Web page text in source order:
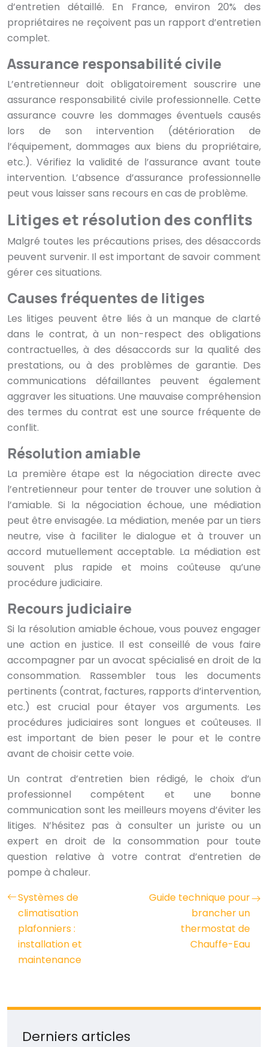
d’entretien détaillé. En France, environ 20% des
propriétaires ne reçoivent pas un rapport d’entretien
complet.
Assurance responsabilité civile
L’entretienneur doit obligatoirement souscrire une
assurance responsabilité civile professionnelle. Cette
assurance couvre les dommages éventuels causés
lors de son intervention (détérioration de
l’équipement, dommages aux biens du propriétaire,
etc.). Vérifiez la validité de l’assurance avant toute
intervention. L’absence d’assurance professionnelle
peut vous laisser sans recours en cas de problème.
Litiges et résolution des conflits
Malgré toutes les précautions prises, des désaccords
peuvent survenir. Il est important de savoir comment
gérer ces situations.
Causes fréquentes de litiges
Les litiges peuvent être liés à un manque de clarté
dans le contrat, à un non-respect des obligations
contractuelles, à des désaccords sur la qualité des
prestations, ou à des problèmes de garantie. Des
communications défaillantes peuvent également
aggraver les situations. Une mauvaise compréhension
des termes du contrat est une source fréquente de
conflit.
Résolution amiable
La première étape est la négociation directe avec
l’entretienneur pour tenter de trouver une solution à
l’amiable. Si la négociation échoue, une médiation
peut être envisagée. La médiation, menée par un tiers
neutre, vise à faciliter le dialogue et à trouver un
accord mutuellement acceptable. La médiation est
souvent plus rapide et moins coûteuse qu’une
procédure judiciaire.
Recours judiciaire
Si la résolution amiable échoue, vous pouvez engager
une action en justice. Il est conseillé de vous faire
accompagner par un avocat spécialisé en droit de la
consommation. Rassembler tous les documents
pertinents (contrat, factures, rapports d’intervention,
etc.) est crucial pour étayer vos arguments. Les
procédures judiciaires sont longues et coûteuses. Il
est important de bien peser le pour et le contre
avant de choisir cette voie.
Un contrat d’entretien bien rédigé, le choix d’un
professionnel compétent et une bonne
communication sont les meilleurs moyens d’éviter les
litiges. N’hésitez pas à consulter un juriste ou un
expert en droit de la consommation pour toute
question relative à votre contrat d’entretien de
pompe à chaleur.
Systèmes de
climatisation
plafonniers :
installation et
maintenance
Guide technique pour
brancher un
thermostat de
Chauffe-Eau
Derniers articles